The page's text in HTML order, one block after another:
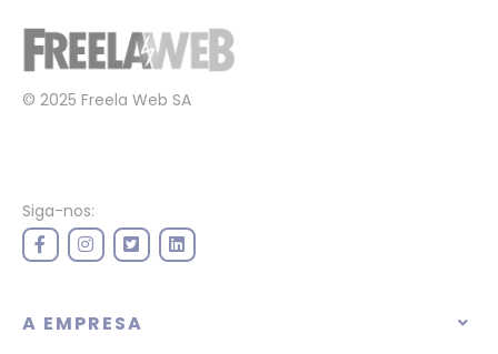
© 2025 Freela Web SA
Siga-nos:
A EMPRESA